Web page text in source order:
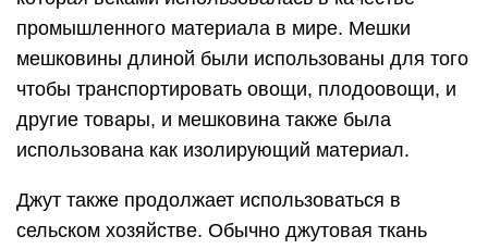
промышленного материала в мире. Мешки
мешковины длиной были использованы для того
чтобы транспортировать овощи, плодоовощи, и
другие товары, и мешковина также была
использована как изолирующий материал.
Джут также продолжает использоваться в
сельском хозяйстве. Обычно джутовая ткань